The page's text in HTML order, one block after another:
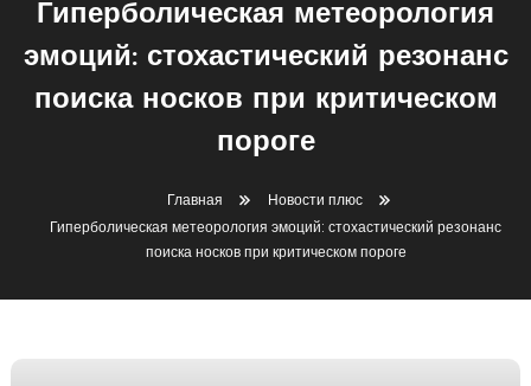
Гиперболическая метеорология
эмоций: стохастический резонанс
поиска носков при критическом
пороге
Главная
Новости плюс
Гиперболическая метеорология эмоций: стохастический резонанс
поиска носков при критическом пороге